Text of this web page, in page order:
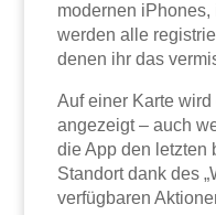
modernen
werden alle
denen ihr das
Auf einer Karte
angezeigt – auch
die App den letzten
Standort dank des
verfügbaren